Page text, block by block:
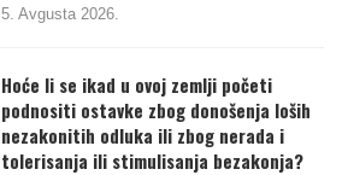
5. Avgusta 2026.
Hoće li se ikad u ovoj zemlji početi
podnositi ostavke zbog donošenja loših
nezakonitih odluka ili zbog nerada i
tolerisanja ili stimulisanja bezakonja?